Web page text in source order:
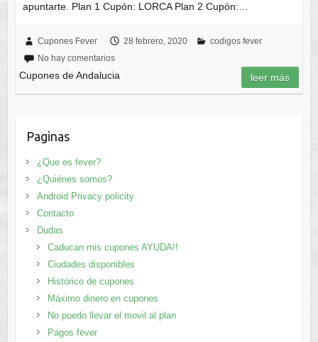
apuntarte. Plan 1 Cupón: LORCA Plan 2 Cupón:…
Cupones Fever 28 febrero, 2020
codigos fever
No hay comentarios
Cupones de Andalucia leer más
Paginas
¿Que es fever?
¿Quiénes somos?
Android Privacy policity
Contacto
Dudas
Caducan mis cupones AYUDA!!
Ciudades disponibles
Histórico de cupones
Máximo dinero en cupones
No puedo llevar el movil al plan
Pagos fever